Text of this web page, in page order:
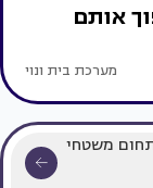
אותם
מערכת בית ונוי